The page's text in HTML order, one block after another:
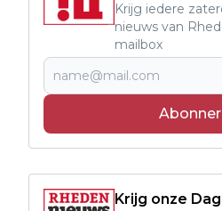
Krijg iedere
nieuws van
mailbox
Krijg onze